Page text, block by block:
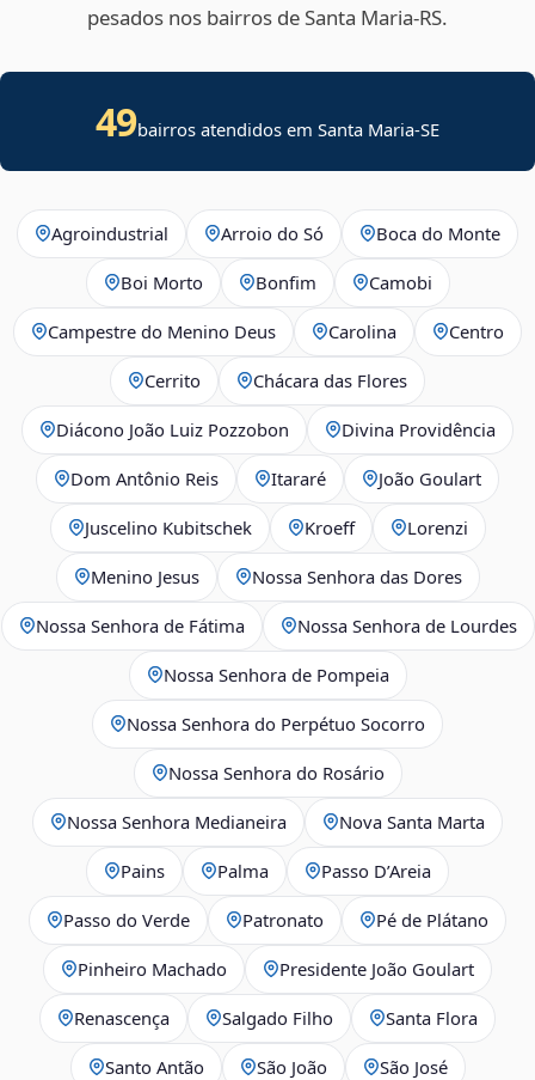
pesados nos bairros de Santa Maria‑RS.
49bairros atendidos em Santa Maria-SE
Agroindustrial Arroio do Só Boca do Monte
Boi Morto Bonfim Camobi
Campestre do Menino Deus Carolina Centro
Cerrito Chácara das Flores
Diácono João Luiz Pozzobon Divina Providência
Dom Antônio Reis Itararé João Goulart
Juscelino Kubitschek Kroeff Lorenzi
Menino Jesus Nossa Senhora das Dores
Nossa Senhora de Fátima Nossa Senhora de Lourdes
Nossa Senhora de Pompeia
Nossa Senhora do Perpétuo Socorro
Nossa Senhora do Rosário
Nossa Senhora Medianeira Nova Santa Marta
Pains Palma Passo D’Areia
Passo do Verde Patronato Pé de Plátano
Pinheiro Machado Presidente João Goulart
Renascença Salgado Filho Santa Flora
Santo Antão São João São José